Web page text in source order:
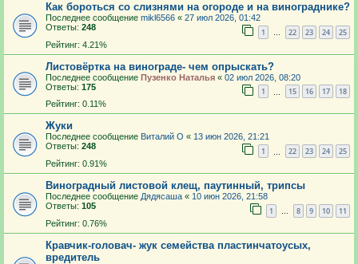
Как бороться со слизнями на огороде и на винограднике?
Последнее сообщение mikl6566 « 27 июл 2026, 01:42
Ответы: 248 1 … 22 23 24 25
Рейтинг: 4.21%
Листовёртка на винограде- чем опрыскать?
Последнее сообщение Пузенко Наталья « 02 июл 2026, 08:20
Ответы: 175 1 15 16 17 18
Рейтинг: 0.11%
Жуки
Последнее сообщение Виталий О « 13 июн 2026, 21:21
Ответы: 248 1 22 23 24 25
Рейтинг: 0.91%
Виноградный листовой клещ, паутинный, трипсы
Последнее сообщение Дядясаша « 10 июн 2026, 21:58
Ответы: 105 1 … 8 9 10 11
Рейтинг: 0.76%
Кравчик-головач- жук семейства пластинчатоусых,
вредитель